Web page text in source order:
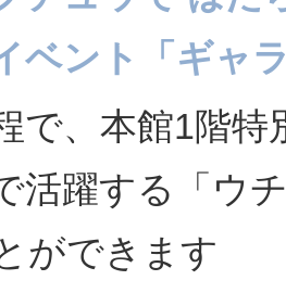
ベント「ギャ
で、本館1階特
活躍する「ウ
ができます